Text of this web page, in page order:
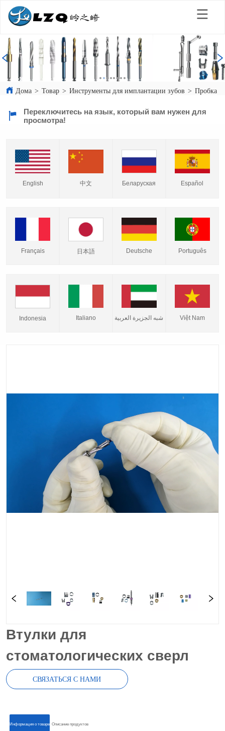
Дома > Товар > Инструменты для имплантации зубов > Пробка
Переключитесь на язык, который вам нужен для
просмотра!
English 中文 Беларуская Español
Français 日本語 Deutsche Português
Indonesia Italiano شبه الجزيرة العربية Việt Nam
Втулки для
стоматологических сверл
СВЯЗАТЬСЯ С НАМИ
ㅤㅤИнформация о товареㅤㅤ ㅤㅤОписание продуктовㅤㅤ